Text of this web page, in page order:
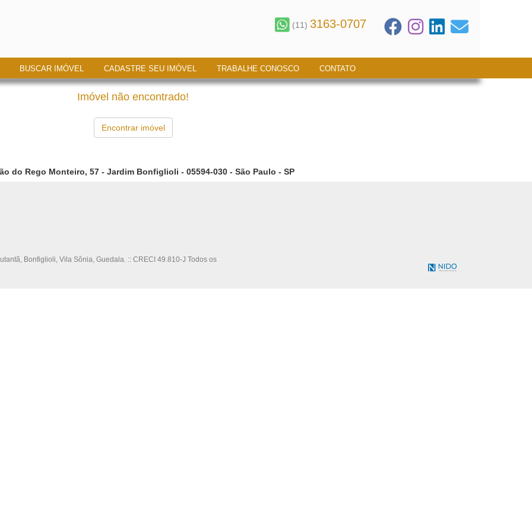
(11) 3163-0707
BUSCAR IMÓVEL CADASTRE SEU IMÓVEL TRABALHE CONOSCO CONTATO
Imóvel não encontrado!
Encontrar imóvel
do Rego Monteiro, 57 - Jardim Bonfiglioli - 05594-030 - São Paulo - SP
Bonfiglioli, Vila Sônia, Guedala. :: CRECI 49.810-J Todos os